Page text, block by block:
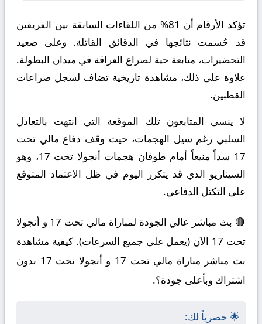
تؤكد الأرقام أن 81% من اللقاءات السابقة بين الفريقين
قد حُسمت نتائجها في الدقائق القاتلة. وعلى صعيد
التحضيرات، متابعة حية لصراع العراقة في ميدان البطولة.
علاوة على ذلك، مشاهدة تاريخية تضاف لسجل صراعات
القطبين.
لا ينسى المتابعون تلك الموقعة التي انتهت بالتعادل
السلبي رغم سيل الهجمات، حيث وقف دفاع مالي تحت
17 سداً منيعاً أمام طوفان هجمات أنجولا تحت 17، وهو
السيناريو الذي قد يتكرر اليوم في ظل الاعتماد المتوقع
على التكتل الدفاعي.
🔴 بث مباشر عالي الجودة لمباراة مالي تحت 17 و أنجولا
تحت 17 الآن (يعمل على جميع السرعات). كيفية مشاهدة
بث مباشر مباراة مالي تحت 17 و أنجولا تحت 17 بدون
اشتراك وبأعلى جودة؟.
🌟 حصرياً لك: